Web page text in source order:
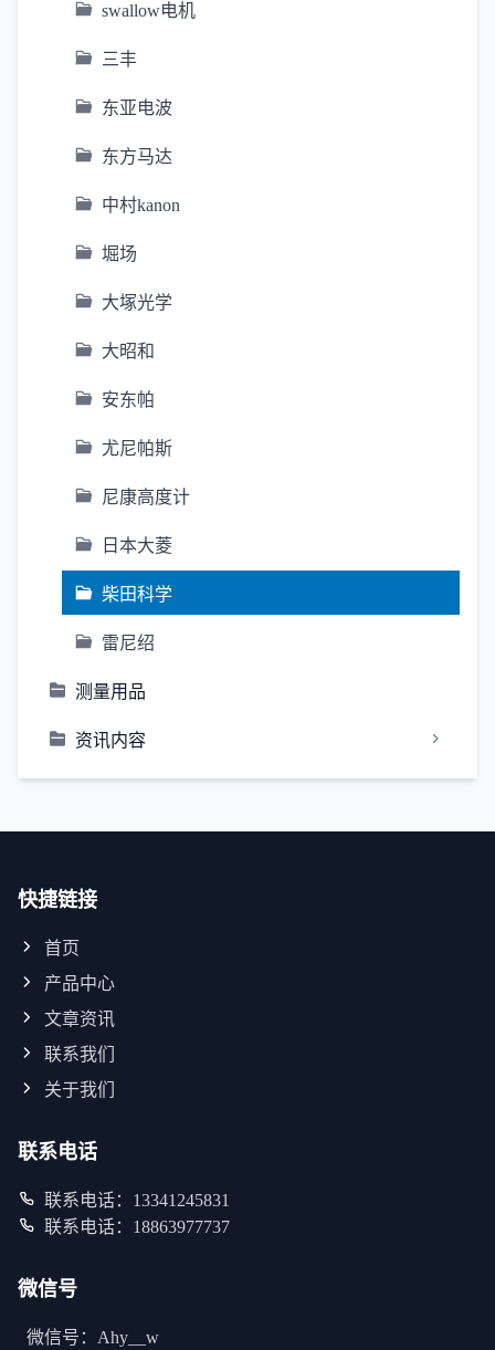
swallow电机
三丰
东亚电波
东方马达
中村kanon
堀场
大塚光学
大昭和
安东帕
尤尼帕斯
尼康高度计
日本大菱
柴田科学
雷尼绍
测量用品
资讯内容
快捷链接
首页
产品中心
文章资讯
联系我们
关于我们
联系电话
联系电话：13341245831
联系电话：18863977737
微信号
微信号：Ahy__w